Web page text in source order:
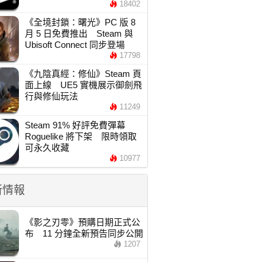
18402
《全境封鎖：曙光》PC 版 8
月 5 日免費推出 Steam 與
Ubisoft Connect 同步登場
17798
《九陰真經：修仙》Steam 頁
面上線 UE5 實機展示御劍飛
行與修仙玩法
11249
Steam 91% 好評免費彈幕
Roguelike 將下架 限時領取
可永久收藏
10977
報
《影之刃零》預購日期正式公
布 11 分鐘全新預告同步公開
1207